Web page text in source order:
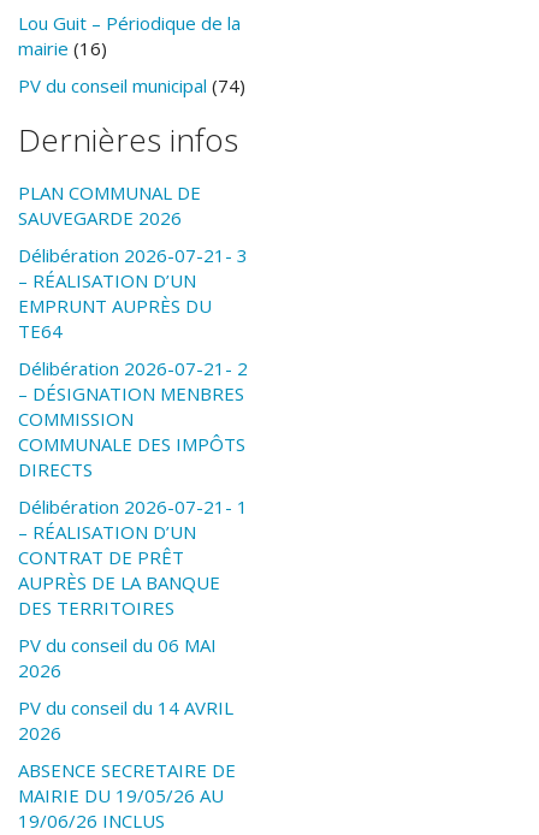
Lou Guit – Périodique de la
mairie (16)
PV du conseil municipal (74)
Dernières infos
PLAN COMMUNAL DE
SAUVEGARDE 2026
Délibération 2026-07-21- 3
– RÉALISATION D’UN
EMPRUNT AUPRÈS DU
TE64
Délibération 2026-07-21- 2
– DÉSIGNATION MENBRES
COMMISSION
COMMUNALE DES IMPÔTS
DIRECTS
Délibération 2026-07-21- 1
– RÉALISATION D’UN
CONTRAT DE PRÊT
AUPRÈS DE LA BANQUE
DES TERRITOIRES
PV du conseil du 06 MAI
2026
PV du conseil du 14 AVRIL
2026
ABSENCE SECRETAIRE DE
MAIRIE DU 19/05/26 AU
19/06/26 INCLUS